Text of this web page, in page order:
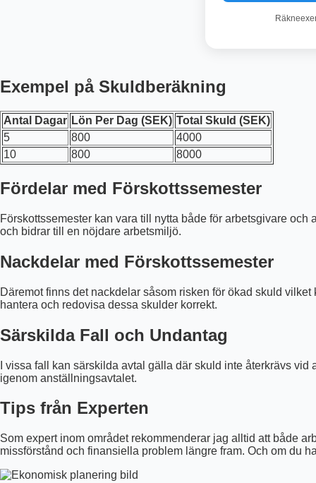
Exempel på Skuldberäkning
Antal Dagar Lön Per Dag (SEK) Total Skuld (SEK)
5
800
4000
10
800 8000
Fördelar med Förskottssemester
Förskottssemester kan vara till nytta både för arbetsgivare
och bidrar till en nöjdare arbetsmiljö.
Nackdelar med Förskottssemester
Däremot finns det nackdelar såsom risken för ökad skuld
hantera och redovisa dessa skulder korrekt.
Särskilda Fall och Undantag
I vissa fall kan särskilda avtal gälla där skuld inte återkrävs
igenom anställningsavtalet.
Tips från Experten
Som expert inom området rekommenderar jag alltid att både
missförstånd och finansiella problem längre fram. Och om du